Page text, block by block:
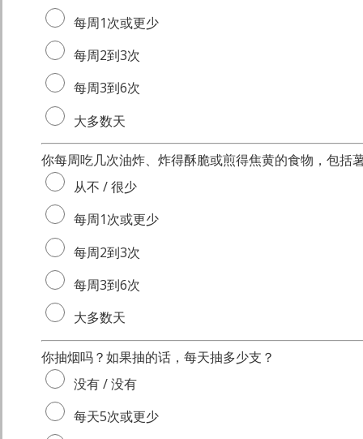
每周1次或更少
每周2到3次
每周3到6次
大多数天
你每周吃几次油炸、炸得酥脆或煎得焦黄的食物，包括
从不 / 很少
每周1次或更少
每周2到3次
每周3到6次
大多数天
你抽烟吗？如果抽的话，每天抽多少支？
没有 / 没有
每天5次或更少